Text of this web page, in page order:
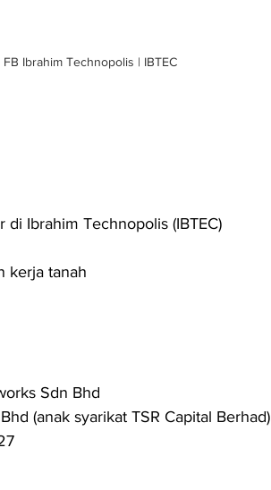
Ibrahim Technopolis | IBTEC
di Ibrahim Technopolis (IBTEC)
kerja tanah
Sdn Bhd
(anak syarikat TSR Capital Berhad)